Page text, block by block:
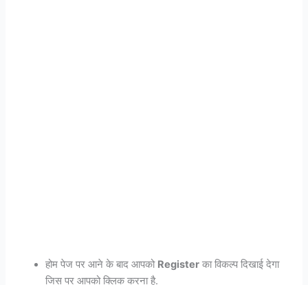
होम पेज पर आने के बाद आपको Register का विकल्प दिखाई देगा
जिस पर आपको क्लिक करना है.